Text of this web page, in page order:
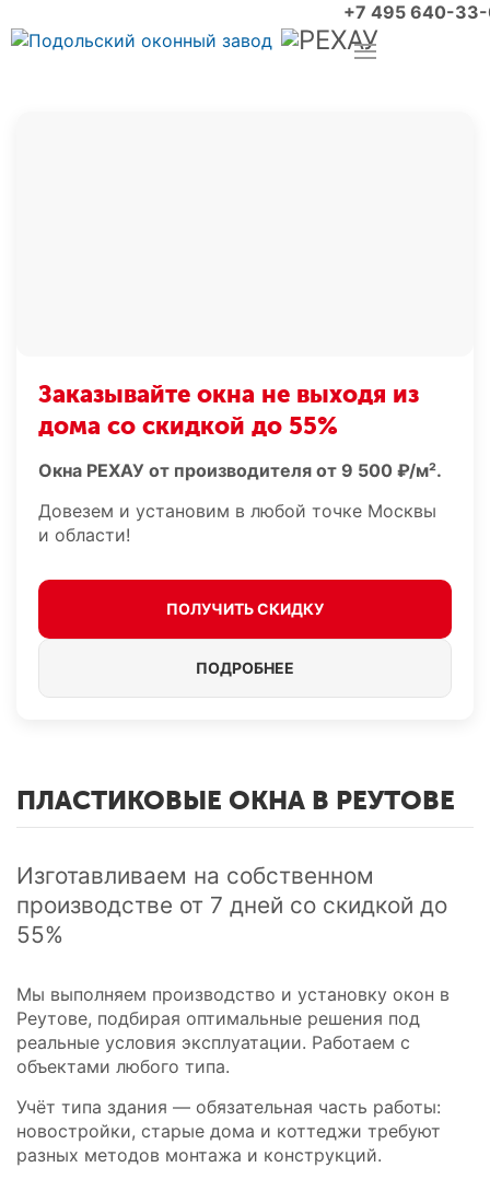
+7 495 640-
Заказывайте окна не выходя из
дома со скидкой до 55%
Окна РЕХАУ от производителя от 9 500 ₽/м².
Довезем и установим в любой точке Москвы
и области!
ПОЛУЧИТЬ СКИДКУ
ПОДРОБНЕЕ
ПЛАСТИКОВЫЕ ОКНА В РЕУТОВЕ
Изготавливаем на собственном
производстве от 7 дней cо скидкой до
55%
Мы выполняем производство и установку окон в
Реутове, подбирая оптимальные решения под
реальные условия эксплуатации. Работаем с
объектами любого типа.
Учёт типа здания — обязательная часть работы:
новостройки, старые дома и коттеджи требуют
разных методов монтажа и конструкций.